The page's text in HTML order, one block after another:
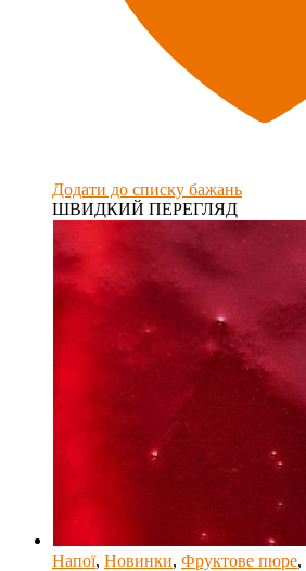
Додати до списку бажань
ШВИДКИЙ ПЕРЕГЛЯД
Напої, Новинки, Фруктове пюре,